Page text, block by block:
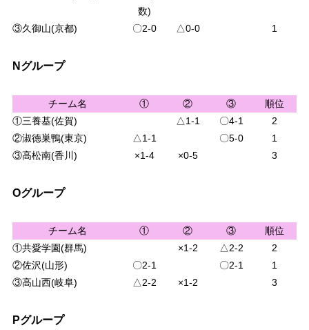
数)
③久御山(京都) 〇2-0 △0-0 1
Nグループ
チーム名 ① ② ③
順位
①三養基(佐賀)
△1-1 〇4-1
2
②淑徳巣鴨(東京)
△1-1 〇5-0
1
③高松南(香川)
×1-4 ×0-5 3
Oグループ
チーム名 ① ② ③
順位
①共愛学園(群馬)
×1-2 △2-2
2
②佐沢(山形)
〇2-1 〇2-1
1
③高山西(岐阜)
△2-2 ×1-2 3
Pグループ